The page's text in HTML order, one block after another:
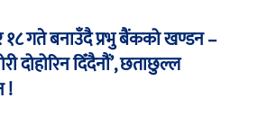
गते बनाउँदै प्रभु बैंकको खण्डन –
दोहोरिन दिँदैनौं’, छताछुल्ल
!